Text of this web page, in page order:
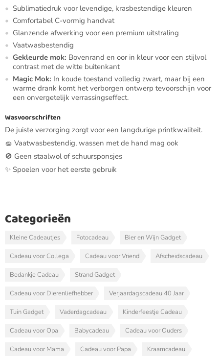
Categorieën
Kleine Cadeautjes Fotocadeau Bier en Wijn Gadget
Cadeau voor Collega Cadeau voor Vriend Afscheidscadeau
Bedankje Cadeau Strand Gadget
Cadeau voor Dierenliefhebber Verjaardagscadeau 40 Jaar
Tuin Gadget Vaderdagcadeau Kinderfeestje Cadeau
Cadeau voor Opa Babycadeau Cadeau voor Ouders
Cadeau voor Mama Cadeau voor Papa Kraamcadeau
Sublimatiedruk voor levendige, krasbestendige kleuren
Comfortabel C-vormig handvat
Glanzende afwerking voor een premium uitstraling
Vaatwasbestendig
Gekleurde mok: Bovenrand en oor in kleur voor een stijlvol
contrast met de witte buitenkant
Magic Mok: In koude toestand volledig zwart, maar bij een
warme drank komt het verborgen ontwerp tevoorschijn voor
een onvergetelijk verrassingseffect.
Wasvoorschriften
De juiste verzorging zorgt voor een langdurige printkwaliteit.
🧽 Vaatwasbestendig, wassen met de hand mag ook
🚫 Geen staalwol of schuursponsjes
✨ Spoelen voor het eerste gebruik